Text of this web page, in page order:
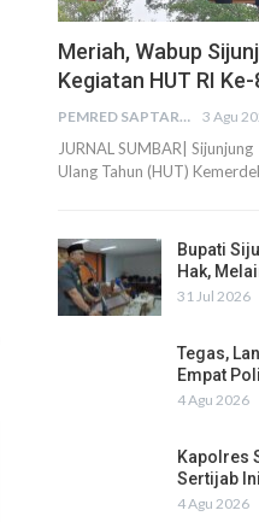
Meriah, Wabup
Kegiatan HUT RI
PEMRED SAPTARIUS 3 Agu
JURNAL SUMBAR|
Ulang Tahun (HUT)
Bupati
Hak,
31 Jul 2026
Tegas,
Empat
4 Agu 2026
Kapolres
Sertijab
4 Agu 2026